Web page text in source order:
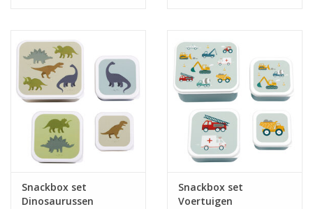
Snackbox set
Dinosaurussen
Snackbox set
Voertuigen